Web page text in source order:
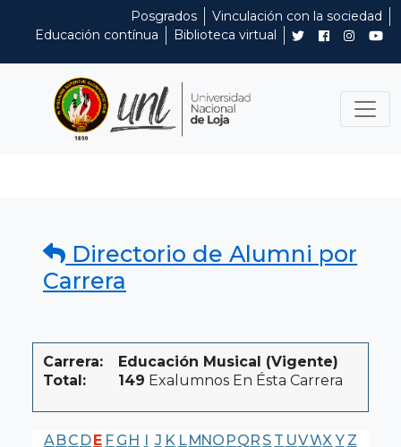
Posgrados
Vinculación con la sociedad
Educación contínua
Biblioteca virtual
Directorio de Alumni por
Carrera
Carrera:
Educación Musical (Vigente)
Total:
149 Exalumnos En Ésta Carrera
A BC DE F G H I J K LMNO PQR S T UVWX Y Z